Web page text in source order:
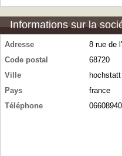
Informations sur la
Adresse
8 rue de
Code postal
68720
Ville
hochstatt
Pays
france
Téléphone